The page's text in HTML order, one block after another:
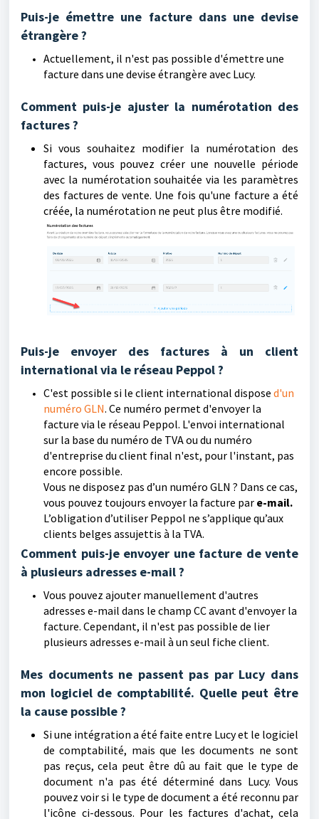
Puis-je émettre une facture dans une devise
étrangère ?
Actuellement, il n'est pas possible d'émettre une
facture dans une devise étrangère avec Lucy.
Comment puis-je ajuster la numérotation des
factures ?
Si vous souhaitez modifier la numérotation des
factures, vous pouvez créer une nouvelle période
avec la numérotation souhaitée via les paramètres
des factures de vente. Une fois qu'une facture a été
créée, la numérotation ne peut plus être modifié.
Puis-je envoyer des factures à un client
international via le réseau Peppol ?
C'est possible si le client international dispose d'un
numéro GLN. Ce numéro permet d'envoyer la
facture via le réseau Peppol. L'envoi international
sur la base du numéro de TVA ou du numéro
d'entreprise du client final n'est, pour l'instant, pas
encore possible.
Vous ne disposez pas d’un numéro GLN ? Dans ce cas,
vous pouvez toujours envoyer la facture par e-mail.
L’obligation d’utiliser Peppol ne s’applique qu’aux
clients belges assujettis à la TVA.
Comment puis-je envoyer une facture de vente
à plusieurs adresses e-mail ?
Vous pouvez ajouter manuellement d'autres
adresses e-mail dans le champ CC avant d'envoyer la
facture. Cependant, il n'est pas possible de lier
plusieurs adresses e-mail à un seul fiche client.
Mes documents ne passent pas par Lucy dans
mon logiciel de comptabilité. Quelle peut être
la cause possible ?
Si une intégration a été faite entre Lucy et le logiciel
de comptabilité, mais que les documents ne sont
pas reçus, cela peut être dû au fait que le type de
document n'a pas été déterminé dans Lucy. Vous
pouvez voir si le type de document a été reconnu par
l'icône ci-dessous. Pour les factures d'achat, cela